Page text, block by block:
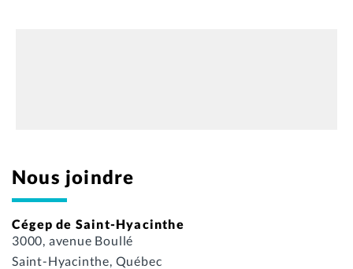
Nous joindre
Cégep de Saint-Hyacinthe
3000, avenue Boullé
Saint-Hyacinthe, Québec